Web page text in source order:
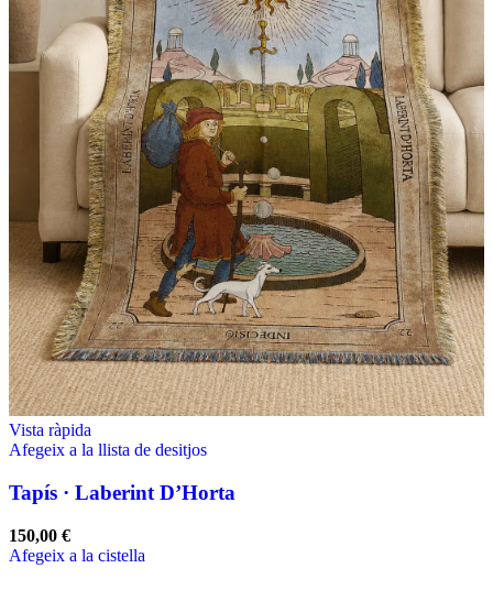
Vista ràpida
Afegeix a la llista de desitjos
Tapís · Laberint D’Horta
150,00 €
Afegeix a la cistella